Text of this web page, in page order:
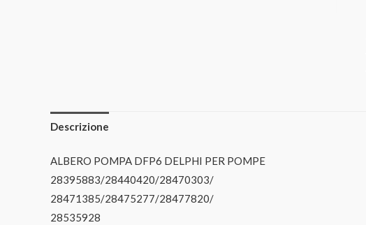
Descrizione
ALBERO POMPA DFP6 DELPHI PER POMPE
28395883/28440420/28470303/
28471385/28475277/28477820/
28535928